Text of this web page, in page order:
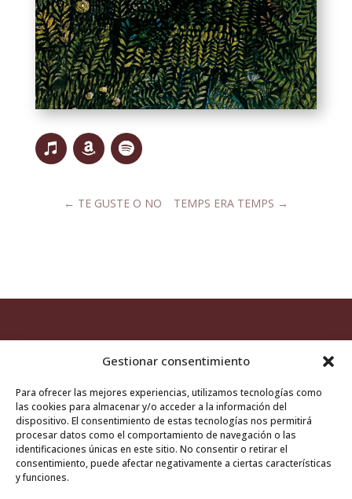
Gestionar consentimiento
Para ofrecer las mejores experiencias, utilizamos tecnologías como
las cookies para almacenar y/o acceder a la información del
dispositivo. El consentimiento de estas tecnologías nos permitirá
procesar datos como el comportamiento de navegación o las
identificaciones únicas en este sitio. No consentir o retirar el
consentimiento, puede afectar negativamente a ciertas características
y funciones.
← TE GUSTE O NO TEMPS ERA TEMPS →
Aviso legal /Política de cookies